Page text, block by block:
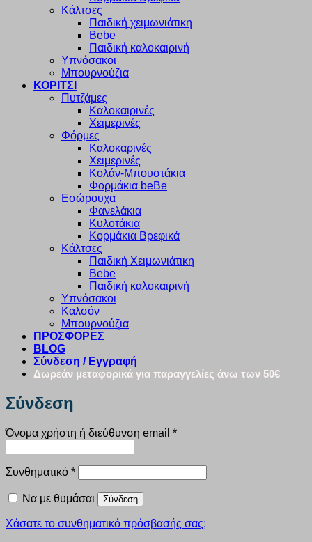
Κάλτσες
Παιδική χειμωνιάτικη
Bebe
Παιδική καλοκαιρινή
Υπνόσακοι
Μπουρνούζια
ΚΟΡΙΤΣΙ
Πυτζάμες
Καλοκαιρινές
Χειμερινές
Φόρμες
Καλοκαρινές
Χειμερινές
Κολάν-Μπουστάκια
Φορμάκια beBe
Εσώρουχα
Φανελάκια
Κυλοτάκια
Κορμάκια Βρεφικά
Κάλτσες
Παιδική Χειμωνιάτικη
Bebe
Παιδική καλοκαιρινή
Υπνόσακοι
Καλσόν
Μπουρνούζια
ΠΡΟΣΦΟΡΕΣ
BLOG
Σύνδεση / Εγγραφή
Δωρεάν μεταφορικά για παραγγελίες άνω των 50€
Σύνδεση
Όνομα χρήστη ή διεύθυνση email *Απαιτείται
Συνθηματικό *Απαιτείται
Να με θυμάσαι Σύνδεση
Χάσατε το συνθηματικό πρόσβασής σας;